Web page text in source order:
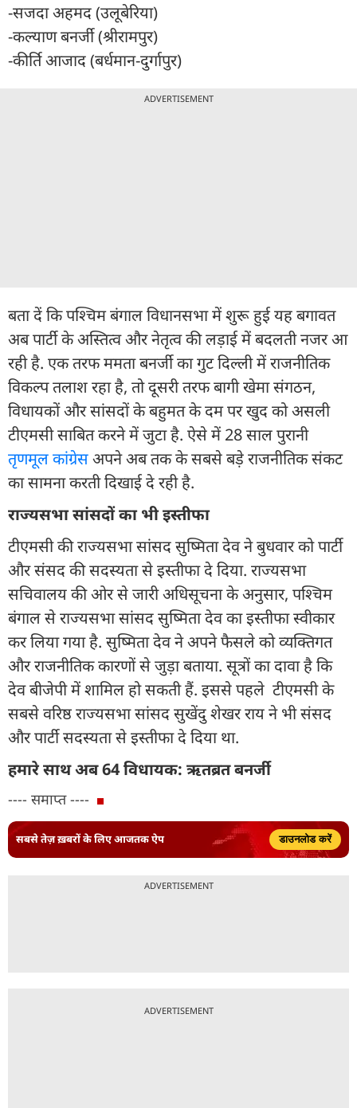
-सजदा अहमद (उलूबेरिया)
-कल्याण बनर्जी (श्रीरामपुर)
-कीर्ति आजाद (बर्धमान-दुर्गापुर)
ADVERTISEMENT
बता दें कि पश्चिम बंगाल विधानसभा में शुरू हुई यह बगावत
अब पार्टी के अस्तित्व और नेतृत्व की लड़ाई में बदलती नजर आ
रही है. एक तरफ ममता बनर्जी का गुट दिल्ली में राजनीतिक
विकल्प तलाश रहा है, तो दूसरी तरफ बागी खेमा संगठन,
विधायकों और सांसदों के बहुमत के दम पर खुद को असली
टीएमसी साबित करने में जुटा है. ऐसे में 28 साल पुरानी
तृणमूल कांग्रेसअपने अब तक के सबसे बड़े राजनीतिक संकट
का सामना करती दिखाई दे रही है.
राज्यसभा सांसदों का भी इस्तीफा
टीएमसी की राज्यसभा सांसद सुष्मिता देव ने बुधवार को पार्टी
और संसद की सदस्यता से इस्तीफा दे दिया. राज्यसभा
सचिवालय की ओर से जारी अधिसूचना के अनुसार, पश्चिम
बंगाल से राज्यसभा सांसद सुष्मिता देव का इस्तीफा स्वीकार
कर लिया गया है. सुष्मिता देव ने अपने फैसले को व्यक्तिगत
और राजनीतिक कारणों से जुड़ा बताया. सूत्रों का दावा है कि
देव बीजेपी में शामिल हो सकती हैं. इससे पहले टीएमसी के
सबसे वरिष्ठ राज्यसभा सांसद सुखेंदु शेखर राय ने भी संसद
और पार्टी सदस्यता से इस्तीफा दे दिया था.
हमारे साथ अब 64 विधायक: ऋतब्रत बनर्जी
---- समाप्त ----
सबसे तेज़ ख़बरों के लिए आजतक ऐप डाउनलोड करें
ADVERTISEMENT
ADVERTISEMENT